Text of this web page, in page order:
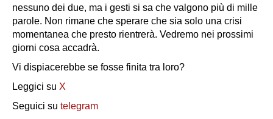
nessuno dei due, ma i gesti si sa che valgono più di mille
parole. Non rimane che sperare che sia solo una crisi
momentanea che presto rientrerà. Vedremo nei prossimi
giorni cosa accadrà.
Vi dispiacerebbe se fosse finita tra loro?
Leggici su X
Seguici su telegram